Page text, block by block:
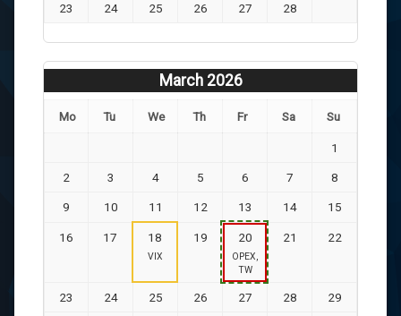
23 24 25 26 27 28
March 2026
Mo Tu We Th Fr Sa Su
1
2 3 4 5 6 7 8
9 10 11 12 13 14 15
16 17 18
VIX
19 20
OPEX,
TW
21 22
23 24 25 26 27 28 29